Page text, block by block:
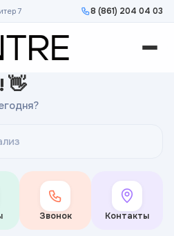
7 8 (861) 204 04 03
👋
Звонок Контакты